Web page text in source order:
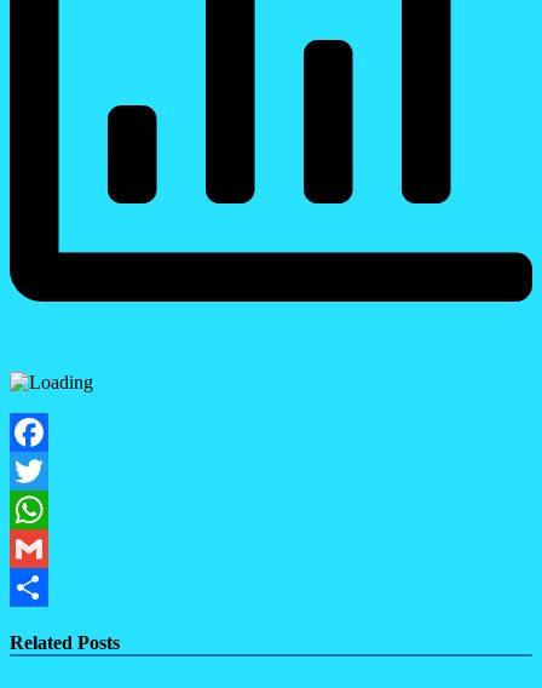
Facebook
Twitter
WhatsApp
Gmail
Related Posts